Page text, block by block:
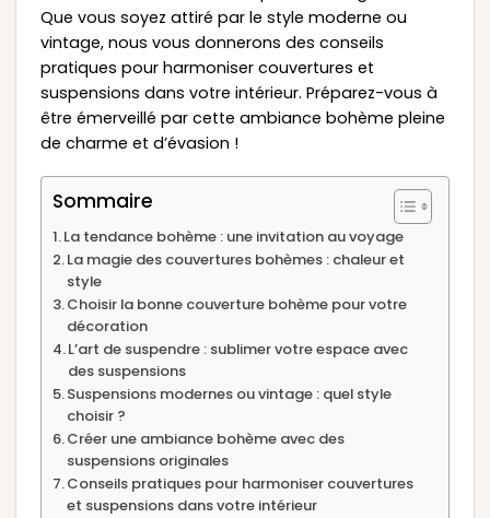
Que vous soyez attiré par le style moderne ou
vintage, nous vous donnerons des conseils
pratiques pour harmoniser couvertures et
suspensions dans votre intérieur. Préparez-vous à
être émerveillé par cette ambiance bohème pleine
de charme et d’évasion !
Sommaire
La tendance bohème : une invitation au voyage
La magie des couvertures bohèmes : chaleur et
style
Choisir la bonne couverture bohème pour votre
décoration
L’art de suspendre : sublimer votre espace avec
des suspensions
Suspensions modernes ou vintage : quel style
choisir ?
Créer une ambiance bohème avec des
suspensions originales
Conseils pratiques pour harmoniser couvertures
et suspensions dans votre intérieur